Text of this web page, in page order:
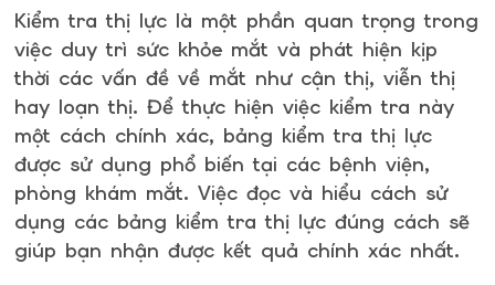
Kiểm tra thị lực là một phần quan trọng trong
việc duy trì sức khỏe mắt và phát hiện kịp
thời các vấn đề về mắt như cận thị, viễn thị
hay loạn thị. Để thực hiện việc kiểm tra này
một cách chính xác, bảng kiểm tra thị lực
được sử dụng phổ biến tại các bệnh viện,
phòng khám mắt. Việc đọc và hiểu cách sử
dụng các bảng kiểm tra thị lực đúng cách sẽ
giúp bạn nhận được kết quả chính xác nhất.